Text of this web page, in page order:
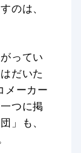
のは、
ってい
だいた
メーカー
つに掲
」も、